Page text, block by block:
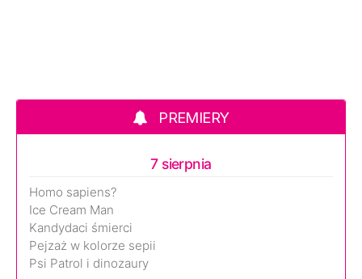
PREMIERY
7 sierpnia
Homo sapiens?
Ice Cream Man
Kandydaci śmierci
Pejzaż w kolorze sepii
Psi Patrol i dinozaury